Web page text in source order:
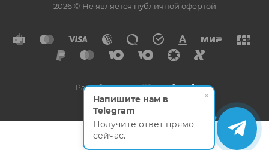
2026 © Не является публичной офертой
Разработано в
×
Напишите нам в
Telegram
Получите ответ прямо
сейчас.